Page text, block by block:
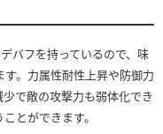
バフを持っているので、味
。力属性耐性上昇や防御力
で敵の攻撃力も弱体化でき
とができます。